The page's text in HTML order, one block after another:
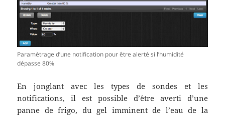
Paramètrage d’une notification pour être alerté si l’humidité
dépasse 80%
En jonglant avec les types de sondes et les
notifications, il est possible d’être averti d’une
panne de frigo, du gel imminent de l’eau de la